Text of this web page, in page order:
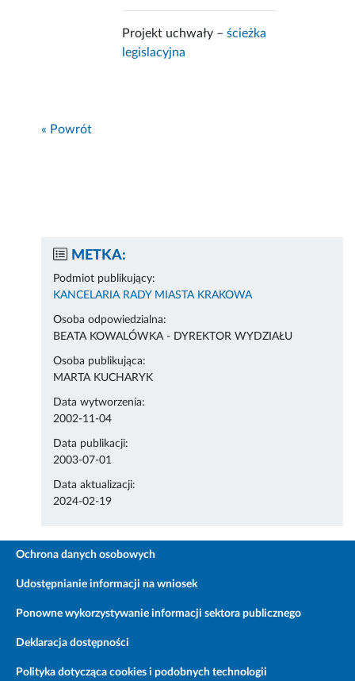
Projekt uchwały –ścieżka
legislacyjna
« Powrót
METKA:
Podmiot publikujący:
KANCELARIA RADY MIASTA KRAKOWA
Osoba odpowiedzialna:
BEATA KOWALÓWKA - DYREKTOR WYDZIAŁU
Osoba publikująca:
MARTA KUCHARYK
Data wytworzenia:
2002-11-04
Data publikacji:
2003-07-01
Data aktualizacji:
2024-02-19
Ochrona danych osobowych
Udostępnianie informacji na wniosek
Ponowne wykorzystywanie informacji sektora publicznego
Deklaracja dostępności
Polityka dotycząca cookies i podobnych technologii